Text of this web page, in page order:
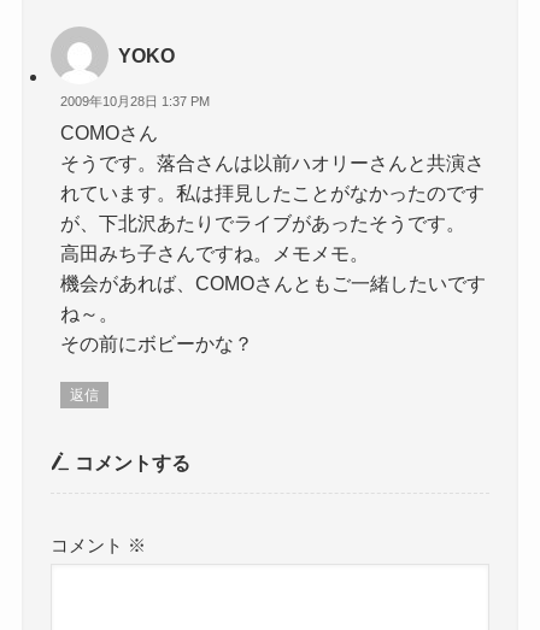
YOKO
2009年10月28日 1:37 PM
COMOさん
そうです。落合さんは以前ハオリーさんと共演さ
れています。私は拝見したことがなかったのです
が、下北沢あたりでライブがあったそうです。
高田みち子さんですね。メモメモ。
機会があれば、COMOさんともご一緒したいです
ね～。
その前にボビーかな？
返信
コメントする
コメント ※